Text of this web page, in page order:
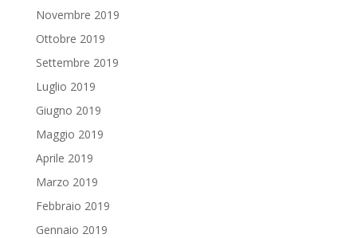
Novembre 2019
Ottobre 2019
Settembre 2019
Luglio 2019
Giugno 2019
Maggio 2019
Aprile 2019
Marzo 2019
Febbraio 2019
Gennaio 2019